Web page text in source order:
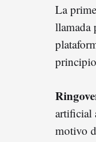
La
llamada
artificial
motivo